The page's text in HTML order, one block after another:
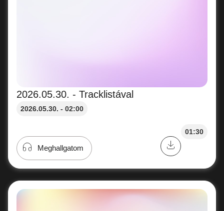
2026.05.30. - Tracklistával
2026.05.30. - 02:00
01:30
Meghallgatom